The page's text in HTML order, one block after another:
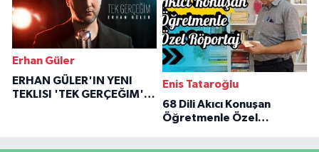
Erhan Güler
ERHAN GÜLER'IN YENI
TEKLISI 'TEK GERÇEĞIM'LE
Enis Tataroğlu
68 Dili Akıcı Konuşan
Öğretmenle Özel